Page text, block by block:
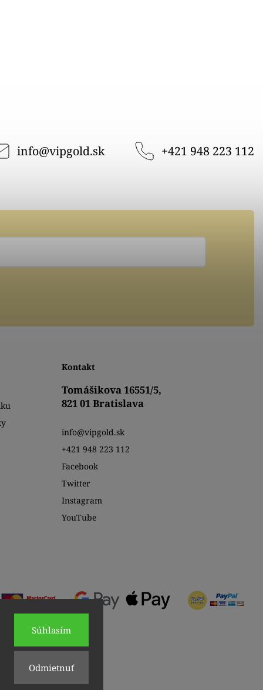
Odmietnuť
Súhlasím
info@vipgold.sk +421 948 223 112
Kontakt
Tomášikova 16551/5,
821 01 Bratislava
info@vipgold.sk
+421 948 223 112
Facebook
Twitter
Instagram
YouTube